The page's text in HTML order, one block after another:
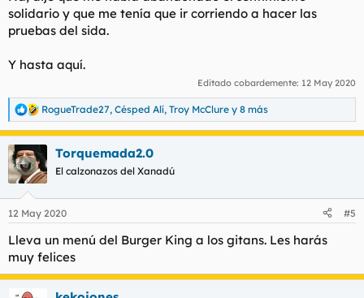
solidario y que me tenía que ir corriendo a hacer las
pruebas del sida.
Y hasta aquí.
Editado cobardemente: 12 May 2020
R
e
a
c
c
i
e
:
RogueTrade27, Césped Alí, Troy McClure y 8 más
Torquemada2.0
El calzonazos del Xanadú
12 May 2020 #5
Lleva un menú del Burger King a los gitans. Les harás
muy felices